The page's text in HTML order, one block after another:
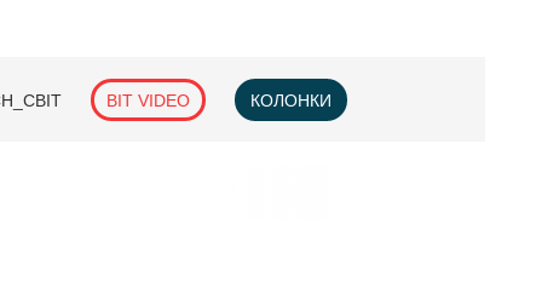
BIT VIDEO КОЛОНКИ